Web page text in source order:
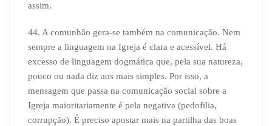
assim.
44. A comunhão gera-se também na comunicação. Nem
sempre a linguagem na Igreja é clara e acessível. Há
excesso de linguagem dogmática que, pela sua natureza,
pouco ou nada diz aos mais simples. Por isso, a
mensagem que passa na comunicação social sobre a
Igreja maioritariamente é pela negativa (pedofilia,
corrupção). É preciso apostar mais na partilha das boas